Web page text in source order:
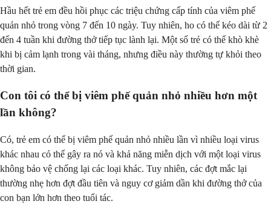
Hầu hết trẻ em đều hồi phục các triệu chứng cấp tính của viêm phế
quản nhỏ trong vòng 7 đến 10 ngày. Tuy nhiên, ho có thể kéo dài từ 2
đến 4 tuần khi đường thở tiếp tục lành lại. Một số trẻ có thể khò khè
khi bị cảm lạnh trong vài tháng, nhưng điều này thường tự khỏi theo
thời gian.
Con tôi có thể bị viêm phế quản nhỏ nhiều hơn một
lần không?
Có, trẻ em có thể bị viêm phế quản nhỏ nhiều lần vì nhiều loại virus
khác nhau có thể gây ra nó và khả năng miễn dịch với một loại virus
không bảo vệ chống lại các loại khác. Tuy nhiên, các đợt mắc lại
thường nhẹ hơn đợt đầu tiên và nguy cơ giảm dần khi đường thở của
con bạn lớn hơn theo tuổi tác.